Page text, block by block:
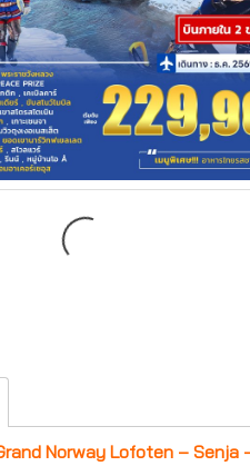
Norway Lofoten – Senja